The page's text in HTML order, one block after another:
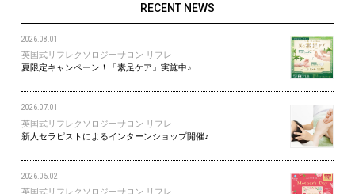
RECENT NEWS
2026.08.01
英国式リフレクソロジーサロン リフレ
夏限定キャンペーン！「素足ケア」実施中♪
2026.07.01
英国式リフレクソロジーサロン リフレ
新人セラピストによるインターンショップ開催♪
2026.05.02
英国式リフレクソロジーサロン リフレ